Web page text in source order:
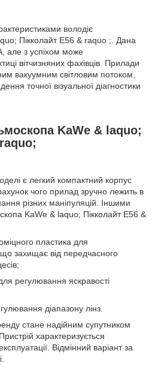
володіє
Пікколайт E56 & raquo ;. Дана
але з успіхом може
вітчизняних фахівців. Прилади
вакуумним світловим потоком,
точної візуальної діагностики
KaWe & laquo;
є легкий компактний корпус
чого прилад зручно лежить в
різних маніпуляцій. Іншими
KaWe & laquo; Пікколайт E56 &
пластика для
захищає від передчасного
регулювання яскравості
діапазону лінз.
стане надійним супутником
характеризується
Відмінний варіант за